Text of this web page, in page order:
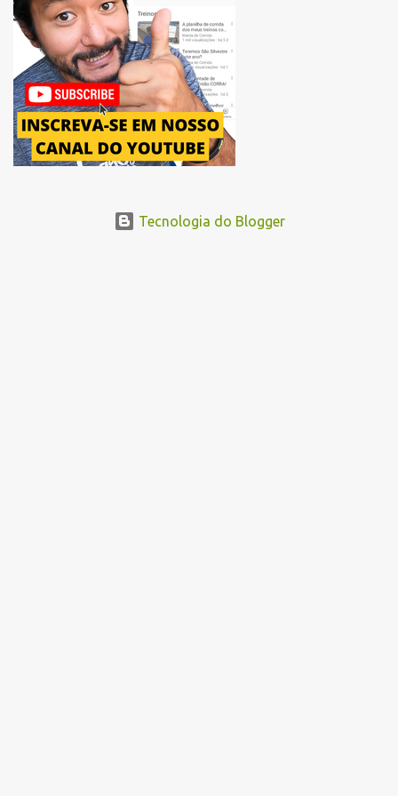
Avenida Pacaembu, os corredores seguirão pela Avenida Doutor
Abraão Ribeiro, passando ao lado do Memorial da América Latina,
acessando a Avenida Norma Pieruccini Giannotti, a Avenida Rudge e
...
Tecnologia do Blogger